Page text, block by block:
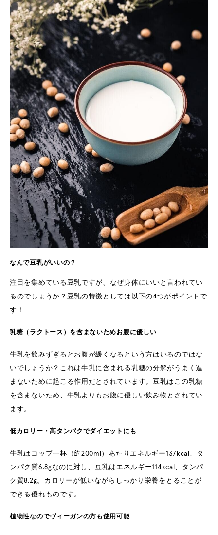
なんで豆乳がいいの？
注目を集めている豆乳ですが、なぜ身体にいいと言われてい
るのでしょうか？豆乳の特徴としては以下の4つがポイントで
す！
乳糖（ラクトース）を含まないためお腹に優しい
牛乳を飲みずぎるとお腹が緩くなるという方はいるのではな
いでしょうか？これは牛乳に含まれる乳糖の分解がうまく進
まないために起こる作用だとされています。豆乳はこの乳糖
を含まないため、牛乳よりもお腹に優しい飲み物とされてい
ます。
低カロリー・高タンパクでダイエットにも
牛乳はコップ一杯（約200ml）あたりエネルギー137kcal、タ
ンパク質6.8gなのに対し、豆乳はエネルギー114kcal、タンパ
ク質8.2g。カロリーが低いながらしっかり栄養をとることが
できる優れものです。
植物性なのでヴィーガンの方も使用可能